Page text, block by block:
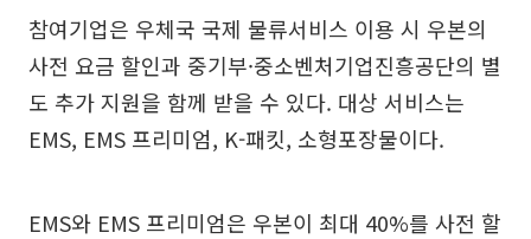
참여기업은 우체국 국제 물류서비스 이용 시 우본의
사전 요금 할인과 중기부·중소벤처기업진흥공단의 별
도 추가 지원을 함께 받을 수 있다. 대상 서비스는
EMS, EMS 프리미엄, K-패킷, 소형포장물이다.
EMS와 EMS 프리미엄은 우본이 최대 40%를 사전 할